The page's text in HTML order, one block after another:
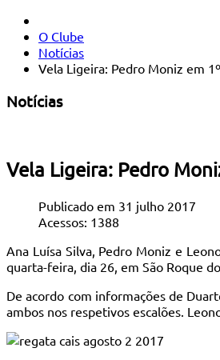
O Clube
Notícias
Vela Ligeira: Pedro Moniz em
Notícias
Vela Ligeira: Pedro
Publicado em 31 julho 2017
Acessos: 1388
Ana Luísa Silva, Pedro Moniz e
quarta-feira, dia 26, em São Roque
De acordo com informações de
ambos nos respetivos escalões.